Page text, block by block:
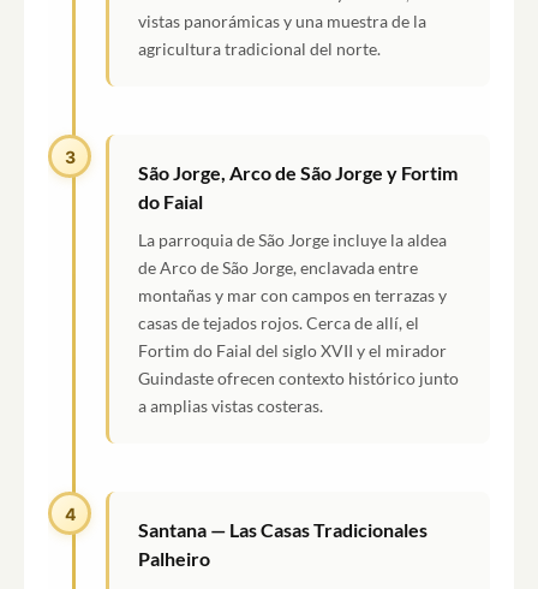
vistas panorámicas y una muestra de la
agricultura tradicional del norte.
3
São Jorge, Arco de São Jorge y Fortim
do Faial
La parroquia de São Jorge incluye la aldea
de Arco de São Jorge, enclavada entre
montañas y mar con campos en terrazas y
casas de tejados rojos. Cerca de allí, el
Fortim do Faial del siglo XVII y el mirador
Guindaste ofrecen contexto histórico junto
a amplias vistas costeras.
4
Santana — Las Casas Tradicionales
Palheiro